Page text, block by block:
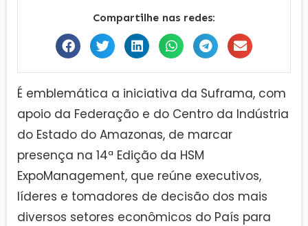
Compartilhe nas redes:
É emblemática a iniciativa da Suframa, com
apoio da Federação e do Centro da Indústria
do Estado do Amazonas, de marcar
presença na 14ª Edição da HSM
ExpoManagement, que reúne executivos,
líderes e tomadores de decisão dos mais
diversos setores econômicos do País para